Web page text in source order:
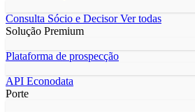
Consulta Sócio e DecisorVer todas
Solução Premium
Plataforma de prospecção
API Econodata
Porte